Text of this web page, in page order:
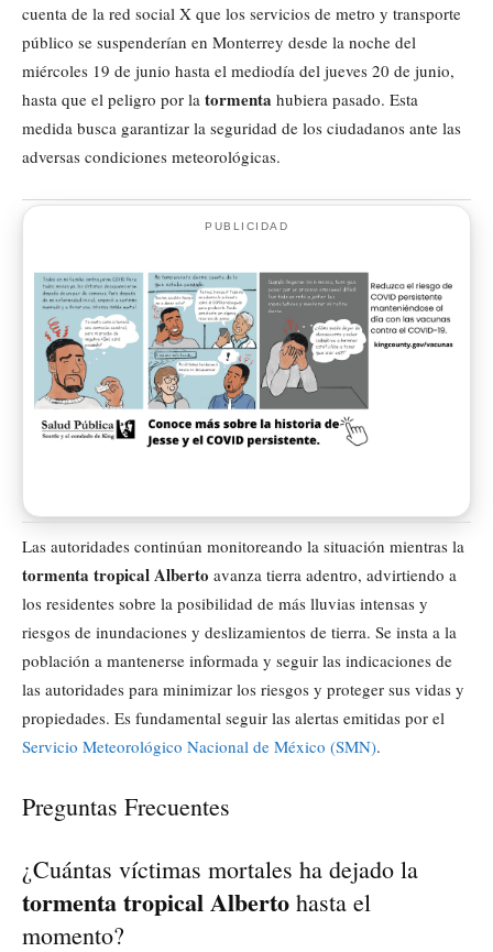
cuenta de la red social X que los servicios de metro y transporte
público se suspenderían en Monterrey desde la noche del
miércoles 19 de junio hasta el mediodía del jueves 20 de junio,
hasta que el peligro por la tormenta hubiera pasado. Esta
medida busca garantizar la seguridad de los ciudadanos ante las
adversas condiciones meteorológicas.
PUBLICIDAD
Las autoridades continúan monitoreando la situación mientras la
tormenta tropical Alberto avanza tierra adentro, advirtiendo a
los residentes sobre la posibilidad de más lluvias intensas y
riesgos de inundaciones y deslizamientos de tierra. Se insta a la
población a mantenerse informada y seguir las indicaciones de
las autoridades para minimizar los riesgos y proteger sus vidas y
propiedades. Es fundamental seguir las alertas emitidas por el
Servicio Meteorológico Nacional de México (SMN).
Preguntas Frecuentes
¿Cuántas víctimas mortales ha dejado la
tormenta tropical Alberto hasta el
momento?